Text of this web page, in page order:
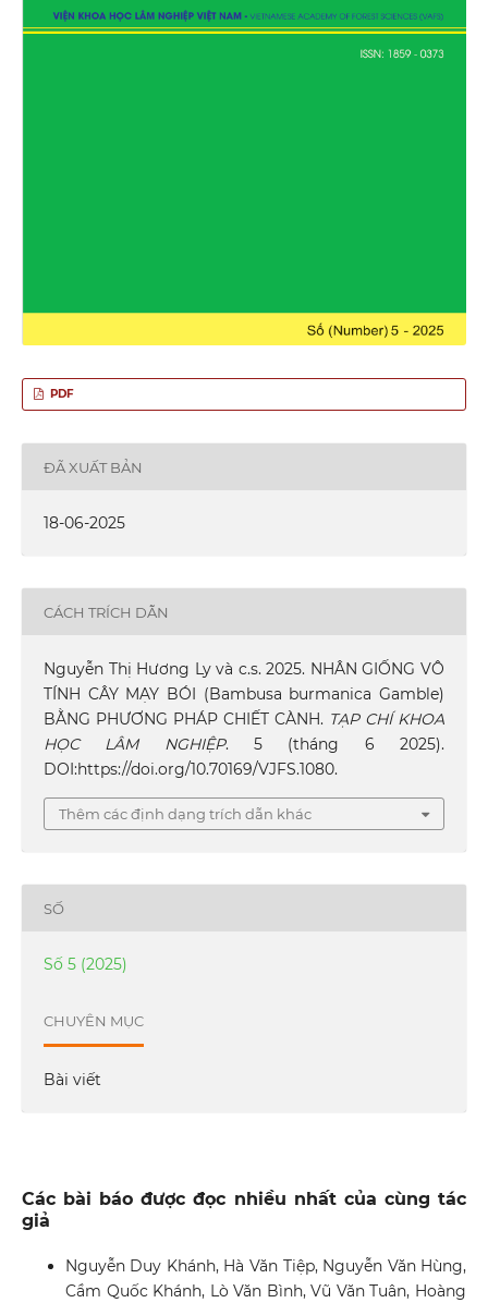
PDF
ĐÃ XUẤT BẢN
18-06-2025
CÁCH TRÍCH DẪN
Nguyễn Thị Hương Ly và c.s. 2025. NHÂN GIỐNG VÔ
TÍNH CÂY MẠY BÓI (Bambusa burmanica Gamble)
BẰNG PHƯƠNG PHÁP CHIẾT CÀNH. TẠP CHÍ KHOA
HỌC LÂM NGHIỆP. 5 (tháng 6 2025).
DOI:https://doi.org/10.70169/VJFS.1080.
Thêm các định dạng trích dẫn khác
SỐ
Số 5 (2025)
CHUYÊN MỤC
Bài viết
Các bài báo được đọc nhiều nhất của cùng tác
giả
Nguyễn Duy Khánh, Hà Văn Tiệp, Nguyễn Văn Hùng,
Cầm Quốc Khánh, Lò Văn Bình, Vũ Văn Tuân, Hoàng